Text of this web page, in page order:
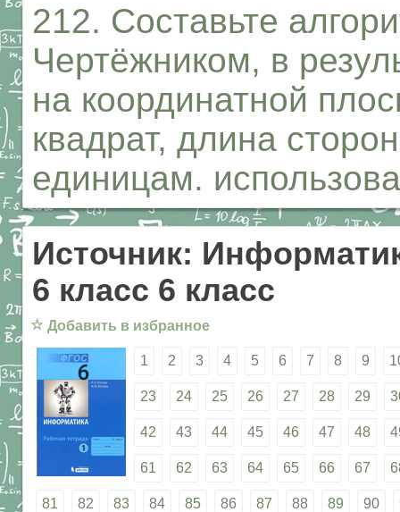
212. Составьте
Чертёжником, в
на координатной
квадрат, длина
единицам.
Источник:
6 класс 6 класс
☆ Добавить в избранное
1 2 3 4 5 6 7 8 9
23 24 25 26 27 28 29
42 43 44 45 46 47 48
61 62 63 64 65 66 67
81 82 83 84 85 86 87 88 89 90